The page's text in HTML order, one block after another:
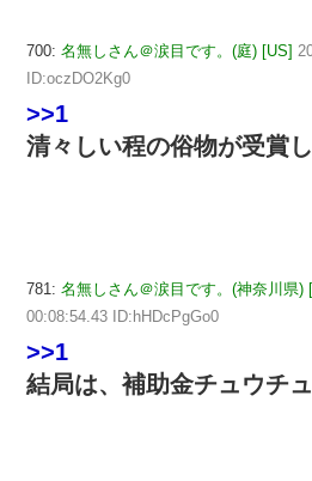
700: 名無しさん＠涙目です。(庭) [US]
ID:oczDO2Kg0
>>1
清々しい程の俗物が受賞
781: 名無しさん＠涙目です。(神奈川県)
00:08:54.43 ID:hHDcPgGo0
>>1
結局は、補助金チュウチ